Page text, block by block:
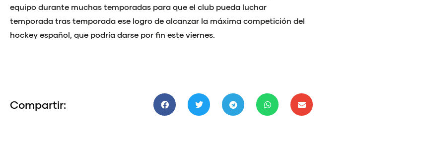
equipo durante muchas temporadas para que el club pueda luchar
temporada tras temporada ese logro de alcanzar la máxima competición del
hockey español, que podría darse por fin este viernes.
Compartir: